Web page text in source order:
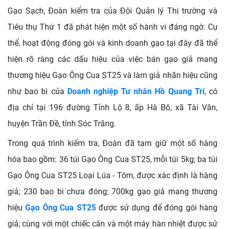
Gạo Sạch, Đoàn kiểm tra của Đội Quản lý Thị trường và
Tiêu thụ Thứ 1 đã phát hiện một số hành vi đáng ngờ. Cụ
thể, hoạt động đóng gói và kinh doanh gạo tại đây đã thể
hiện rõ ràng các dấu hiệu của việc bán gạo giả mang
thương hiệu Gạo Ông Cua ST25 và làm giả nhãn hiệu cũng
như bao bì của Doanh nghiệp Tư nhân Hồ Quang Trí, có
địa chỉ tại 196 đường Tỉnh Lộ 8, ấp Hà Bô, xã Tài Văn,
huyện Trần Đề, tỉnh Sóc Trăng.
Trong quá trình kiểm tra, Đoàn đã tạm giữ một số hàng
hóa bao gồm: 36 túi Gạo Ông Cua ST25, mỗi túi 5kg; ba túi
Gạo Ông Cua ST25 Loại Lúa - Tôm, được xác định là hàng
giả; 230 bao bì chưa đóng; 700kg gạo giả mang thương
hiệuGạo Ông Cua ST25được sử dụng để đóng gói hàng
giả; cùng với một chiếc cân và một máy hàn nhiệt được sử